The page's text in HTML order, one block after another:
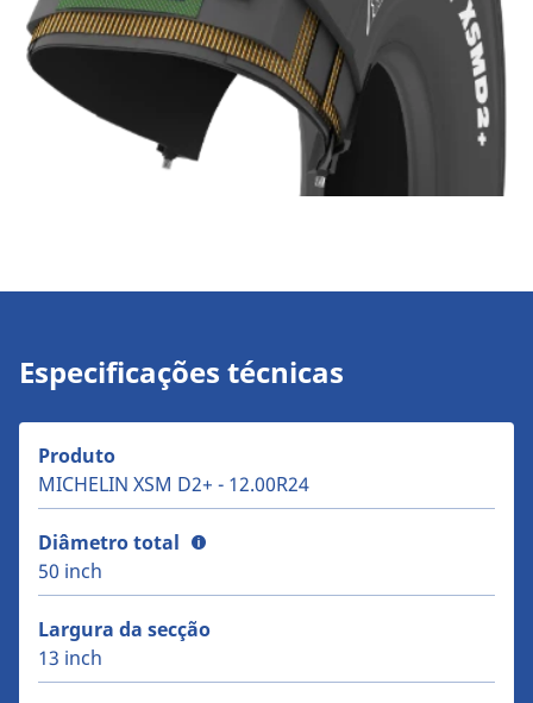
Especificações técnicas
Produto
MICHELIN XSM D2+ - 12.00R24
Diâmetro total
50 inch
Largura da secção
13 inch